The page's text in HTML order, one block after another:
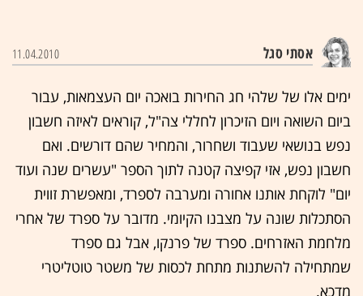
אסתי סגל 11.04.2010
ימים אלו של שלהי חג החירות בואכה יום העצמאות, עבור
ביום השואה ויום הזיכרון לחללי צה"ל, קוראים לאיזה חשבון
נפש בנושאי שעבוד ושחרור, והמחיר שהם דורשים. ואם
חשבון נפש, אזי קפיצה קטנה לתוך הספר "עשרים שנה ועוד
יום" לוקחת אותנו אחורה ומערבה לספרד, ומאפשרת זווית
הסתכלות שונה על מצבנו הקיומי. מדובר על ספרד של אחרי
מלחמת האזרחים. ספרד של פרנקו, אבל גם ספרד
שמתחילה להשתנות מתחת לכסות של משטר טוטליטרי
מדכא.